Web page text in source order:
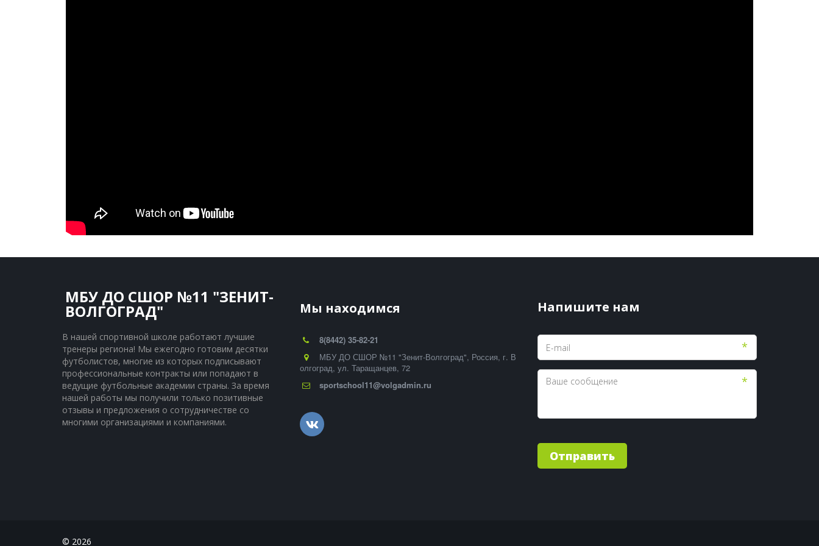
МБУ ДО СШОР №11 "ЗЕНИТ-
ВОЛГОГРАД"
В нашей спортивной школе работают лучшие
тренеры региона! Мы ежегодно готовим десятки
футболистов, многие из которых подписывают
профессиональные контракты или попадают в
ведущие футбольные академии страны. За время
нашей работы мы получили только позитивные
отзывы и предложения о сотрудничестве со
многими организациями и компаниями.
Мы находимся
8(8442) 35-82-21
МБУ ДО СШОР №11 "Зенит-Волгоград", Россия, г. В
олгоград, ул. Таращанцев, 72
sportschool11@volgadmin.ru
Напишите нам
*
*
Отправить
© 2026